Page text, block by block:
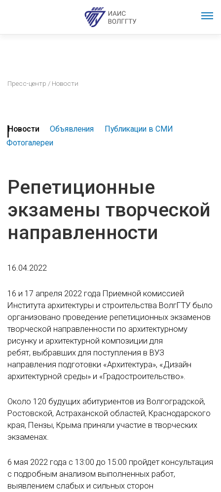
Пресс-центр / Новости
Новости Объявления
Публикации в СМИ
Фотогалереи
Репетиционные
экзамены творческой
направленности
16.04.2022
16 и 17 апреля 2022 года Приемной комиссией
Института архитектуры и строительства ВолгГТУ было
организовано проведение репетиционных экзаменов
творческой направленности по архитектурному
рисунку и архитектурной композиции для
ребят, выбравших для поступления в ВУЗ
направления подготовки «Архитектура», «Дизайн
архитектурной среды» и «Градостроительство».
Около 120 будущих абитуриентов из Волгоградской,
Ростовской, Астраханской областей, Краснодарского
края, Пензы, Крыма приняли участие в творческих
экзаменах.
6 мая 2022 года с 13:00 до 15:00 пройдет консультация
с подробным анализом выполненных работ,
выявлением слабых и сильных сторон